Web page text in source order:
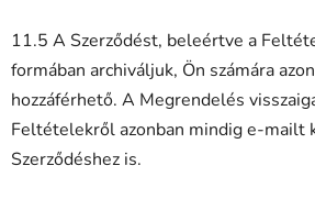
11.5 A Szerződést, beleértve a
formában archiváljuk, Ön számára
hozzáférhető. A Megrendelés
Feltételekről azonban mindig e-mailt
Szerződéshez is.